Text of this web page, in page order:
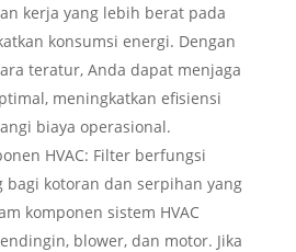
kerja yang lebih berat pada
konsumsi energi. Dengan
teratur, Anda dapat menjaga
meningkatkan efisiensi
biaya operasional.
HVAC: Filter berfungsi
bagi kotoran dan serpihan yang
komponen sistem HVAC
blower, dan motor. Jika